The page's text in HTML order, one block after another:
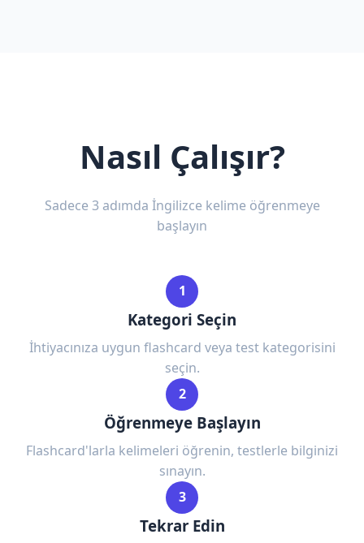
Nasıl Çalışır?
Sadece 3 adımda İngilizce kelime öğrenmeye
başlayın
1
Kategori Seçin
İhtiyacınıza uygun flashcard veya test kategorisini
seçin.
2
Öğrenmeye Başlayın
Flashcard'larla kelimeleri öğrenin, testlerle bilginizi
sınayın.
3
Tekrar Edin